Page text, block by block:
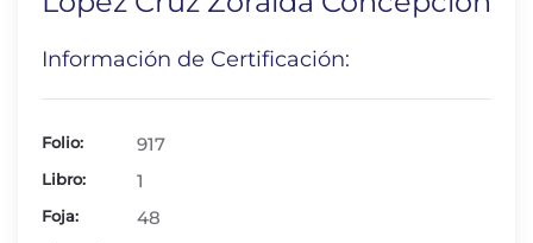
Información de Certificación:
Folio: 917
Libro: 1
Foja: 48